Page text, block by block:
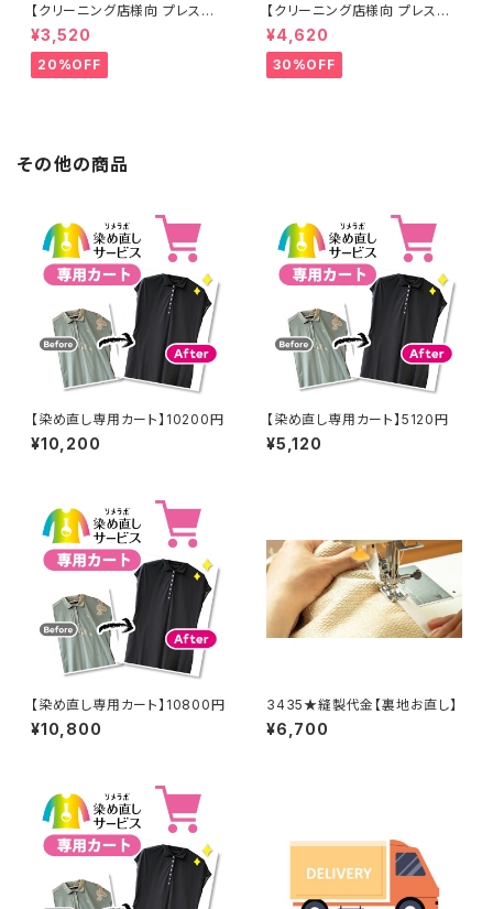
【クリーニング店様向 プレス加
工なし】綿100% 濃紺染め シャ
ツ 【元色：紺(Navy) - 色あせあ
り】 -染め直し[ネイビー - Nav
y]403-0116
¥3,520
20%OFF
【クリーニング店様向 プレス加
工なし】綿100% エンジ染め ス
カート 【元色：白 - 汚れあり】 -
染め直し[臙脂 - ワインレッド -
くすんだ深みのある赤]403-01
¥4,620
30%OFF
その他の商品
【染め直し専用カート】10200円
¥10,200
【染め直し専用カート】5120円
¥5,120
【染め直し専用カート】10800円
¥10,800
3435★縫製代金【裏地お直し】
¥6,700